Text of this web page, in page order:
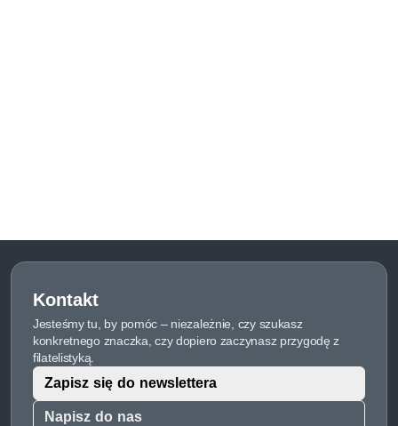
Kontakt
Jesteśmy tu, by pomóc – niezależnie, czy szukasz
konkretnego znaczka, czy dopiero zaczynasz przygodę z
filatelistyką.
Napisz do nas
Zapisz się do newslettera